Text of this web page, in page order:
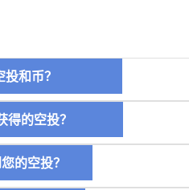
投和币？
得的空投？
的空投？